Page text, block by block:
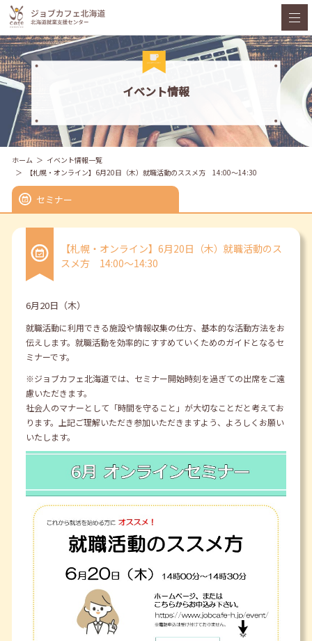
イベント情報
ホーム
イベント情報一覧
【札幌・オンライン】6月20日（木）就職活動のススメ方 14:00～14:30
セミナー
【札幌・オンライン】6月20日（木）就職活動のス
スメ方 14:00～14:30
6月20日（木）
就職活動に利用できる施設や情報収集の仕方、基本的な活動方法をお
伝えします。就職活動を効率的にすすめていくためのガイドとなるセ
ミナーです。
※ジョブカフェ北海道では、セミナー開始時刻を過ぎての出席をご遠
慮いただきます。
社会人のマナーとして「時間を守ること」が大切なことだと考えてお
ります。上記ご理解いただき参加いただきますよう、よろしくお願い
いたします。